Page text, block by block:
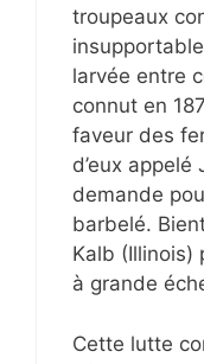
troupeaux
larvée entre
connut en
faveur des
d’eux
demande
barbelé.
Kalb (Illinois)
à grande
Cette lutte